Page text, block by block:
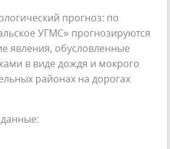
прогноз: по
УГМС» прогнозируются
явления, обусловленные
в виде дождя и мокрого
районах на дорогах